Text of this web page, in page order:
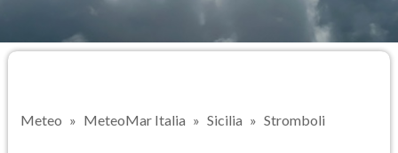
Meteo MeteoMar Italia Sicilia Stromboli